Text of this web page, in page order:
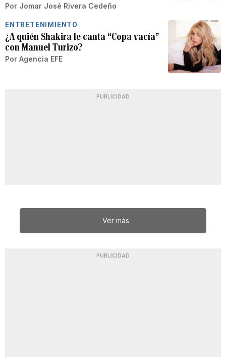
Por Jomar José Rivera Cedeño
ENTRETENIMIENTO
¿A quién Shakira le canta “Copa vacía”
con Manuel Turizo?
Por Agencia EFE
PUBLICIDAD
Ver más
PUBLICIDAD